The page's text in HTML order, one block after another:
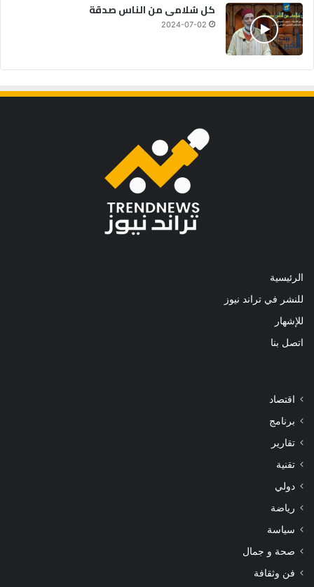
كل سُلامى من الناس صدقة
2024-07-02
الرئيسية
للنشر في تراند نيوز
للإشهار
اتصل بنا
اقتصاد
برنامج
تقارير
تقنية
دولي
رياضة
سياسة
صحة و جمال
فن وثقافة